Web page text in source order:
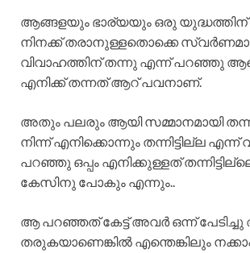
ആങ്ങളയും ഭാര്യയും ഒരു യുദ്ധത്തിന്
നിനക്ക് തരാനുള്ളതൊക്കെ
വിവാഹത്തിന് തന്നു എന്ന് പറഞ്ഞു
എനിക്ക് തന്നത് ആറ് പവനാണ്.
അതും പലരും ആയി സമ്മാനമായി
നിന്ന് എനിക്കൊന്നും തന്നിട്ടില്ല എന്ന്
പറഞ്ഞു ഒപ്പം എനിക്കുള്ളത്
കേസിനു പോകും എന്നും..
ആ പറഞ്ഞത് കേട്ട് അവർ ഒന്ന് പേടിച്ചു
തരുകയാണെങ്കിൽ എന്തെങ്കിലും